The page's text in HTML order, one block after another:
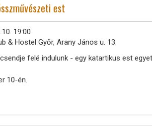
est
19:00
& Hostel Győr, Arany János u. 13.
felé indulunk - egy katartikus est
10-én.